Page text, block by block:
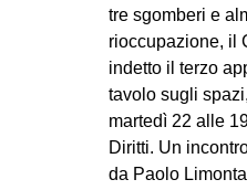
tre sgomberi e
rioccupazione, il
indetto il terzo
tavolo sugli
martedì 22 alle
Diritti. Un
da Paolo